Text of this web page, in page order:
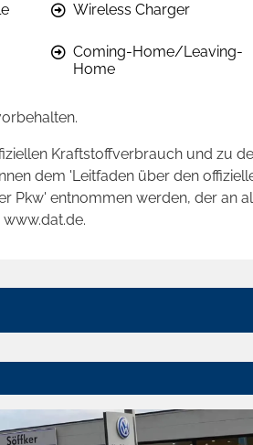
Wireless Charger
Coming-Home/Leaving-
Home
Kraftstoffverbrauch und zu
dem 'Leitfaden über den
Pkw' entnommen werden, der an